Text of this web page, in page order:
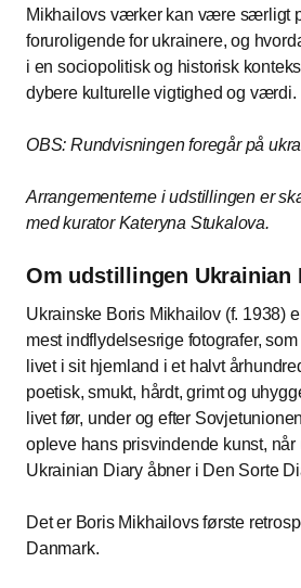
Mikhailovs værker kan være særligt
foruroligende for ukrainere, og
i en sociopolitisk og historisk
dybere kulturelle vigtighed og værdi.
OBS: Rundvisningen foregår på
Arrangementerne i udstillingen er
med kurator Kateryna Stukalova.
Om udstillingen Ukrainian
Ukrainske Boris Mikhailov (f. 1938)
mest indflydelsesrige fotografer,
livet i sit hjemland i et halvt
poetisk, smukt, hårdt, grimt og
livet før, under og efter
opleve hans prisvindende kunst,
Ukrainian Diary åbner i Den Sorte
Det er Boris Mikhailovs første
Danmark.